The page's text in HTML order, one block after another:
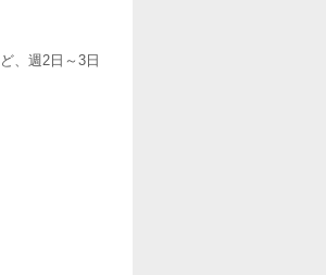
、週2日～3日